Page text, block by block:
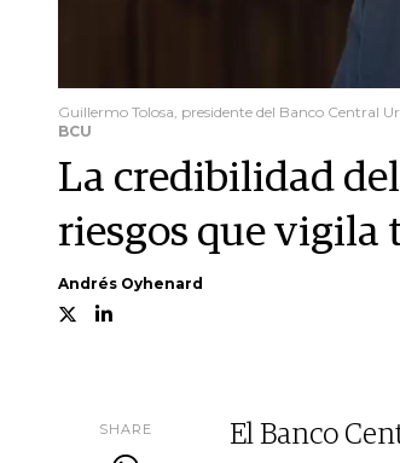
Guillermo Tolosa, presidente del Banco Central
BCU
La credibilidad
riesgos que vigila
Andrés Oyhenard
SHARE
El Banco